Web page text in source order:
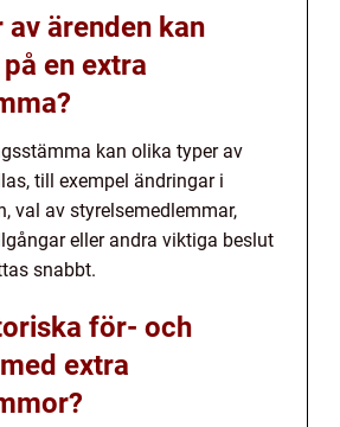
ärenden kan
en extra
kan olika typer av
till exempel ändringar i
val av styrelsemedlemmar,
eller andra viktiga beslut
snabbt.
för- och
extra